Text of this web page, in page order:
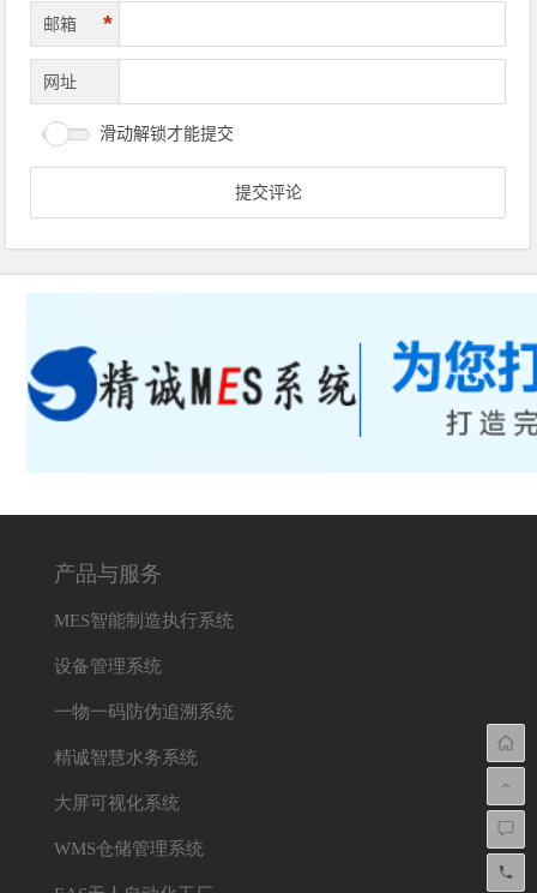
邮箱 *
网址
滑动解锁才能提交